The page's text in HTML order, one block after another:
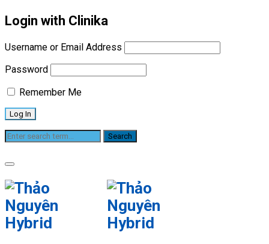
Login with Clinika
Username or Email Address
Password
Remember Me